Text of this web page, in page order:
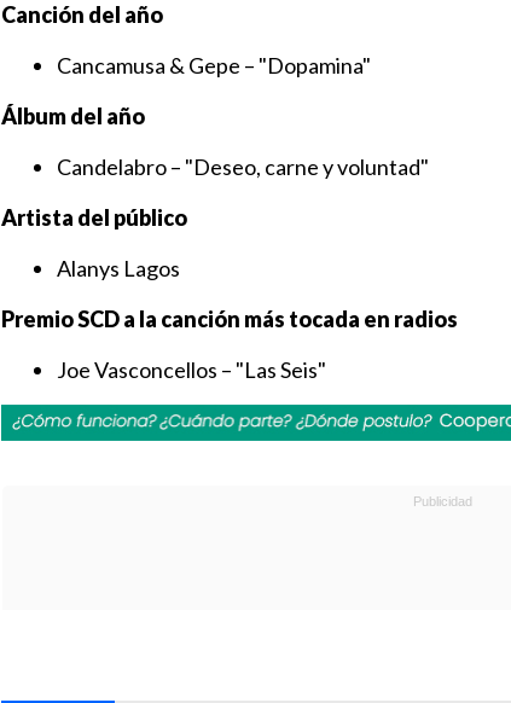
Canción del año
Cancamusa & Gepe – "Dopamina"
Álbum del año
Candelabro – "Deseo, carne y voluntad"
Artista del público
Alanys Lagos
Premio SCD a la canción más tocada en radios
Joe Vasconcellos – "Las Seis"